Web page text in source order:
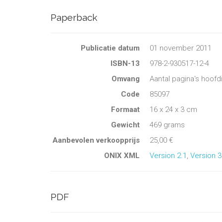
Paperback
Publicatie datum
01 november 2011
ISBN-13
978-2-930517-12-4
Omvang
Aantal pagina's
Code
85097
Formaat
16 x 24 x 3 cm
Gewicht
469 grams
Aanbevolen verkoopprijs
25,00 €
ONIX XML
Version 2.1 Version 3
PDF